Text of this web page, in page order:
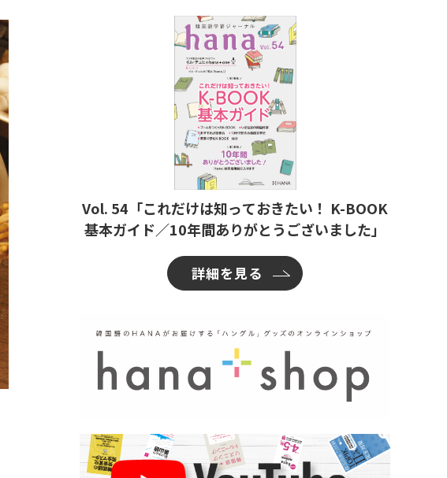
Vol. 54「これだけは知っておきたい！ K-BOOK
基本ガイド／10年間ありがとうございました」
詳細を見る